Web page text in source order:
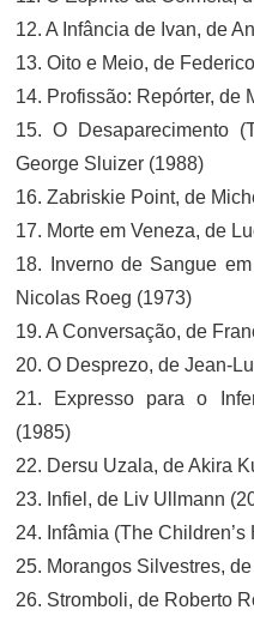
12. A Infância de Ivan, de
13. Oito e Meio, de
14. Profissão: Repórter, de
15. O Desaparecimento
George Sluizer (1988)
16. Zabriskie Point, de
17. Morte em Veneza, de
18. Inverno de Sangue
Nicolas Roeg (1973)
19. A Conversação, de
20. O Desprezo, de Jean-
21. Expresso para o
(1985)
22. Dersu Uzala, de Akira
23. Infiel, de Liv Ullmann
24. Infâmia (The
25. Morangos Silvestres,
26. Stromboli, de Roberto